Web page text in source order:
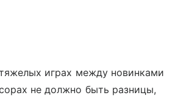
играх между новинками
не должно быть разницы,